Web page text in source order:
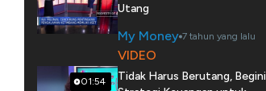
Utang
My Money 7 tahun yang lalu
01:54
VIDEO
Tidak Harus Berutang, Begini